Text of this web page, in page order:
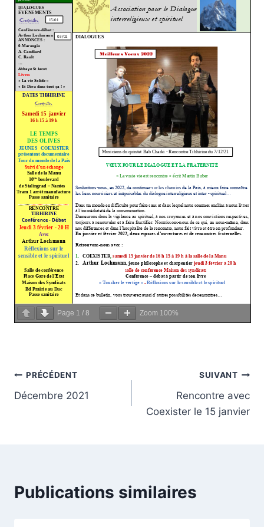
Page 1 / 8 Zoom 100%
Navigation
de
PRÉCÉDENT
Décembre 2021
SUIVANT
Rencontre avec
Coexister le 15 janvier
Publications similaires